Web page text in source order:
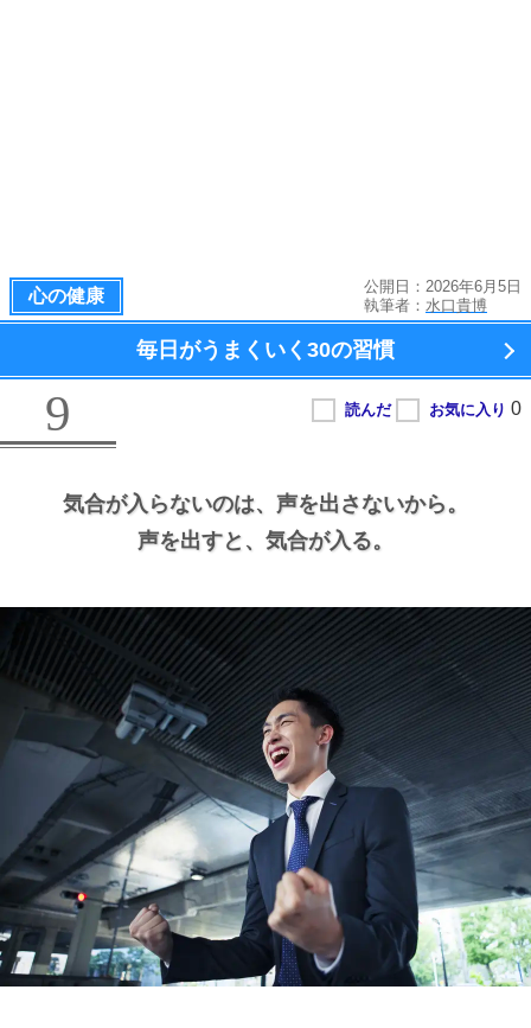
心の健康
公開日：2026年6月5日
執筆者： 水口貴博
毎日がうまくいく 30の習慣
9
気合が入らないのは、 声を出さないから。
声を出すと、 気合が入る。